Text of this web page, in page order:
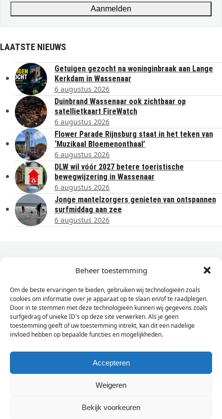
Beheer toestemming
Om de beste ervaringen te bieden, gebruiken wij technologieën zoals
cookies om informatie over je apparaat op te slaan en/of te raadplegen.
Door in te stemmen met deze technologieën kunnen wij gegevens zoals
surfgedrag of unieke ID's op deze site verwerken. Als je geen
toestemming geeft of uw toestemming intrekt, kan dit een nadelige
invloed hebben op bepaalde functies en mogelijkheden.
Accepteren
Weigeren
Bekijk voorkeuren
Aanmelden
LAATSTE NIEUWS
Getuigen gezocht na woninginbraak aan Lange
Kerkdam in Wassenaar
6 augustus 2026
Duinbrand Wassenaar ook zichtbaar op
satellietkaart FireWatch
6 augustus 2026
Flower Parade Rijnsburg staat in het teken van
‘Muzikaal Bloemenonthaal’
6 augustus 2026
DLW wil vóór 2027 betere toeristische
bewegwijzering in Wassenaar
6 augustus 2026
Jonge mantelzorgers genieten van ontspannen
surfmiddag aan zee
6 augustus 2026
Dagelijks het laatste nieuws in je e-mail?
Vul
hier
je
e-
mailadres
in
Sign Up